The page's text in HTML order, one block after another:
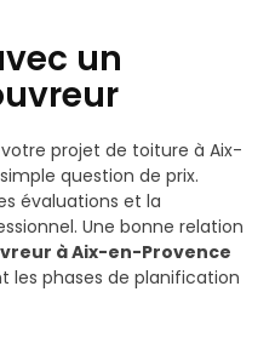
un
projet de toiture à Aix-
question de prix.
évaluations et la
Une bonne relation
à Aix-en-Provence
les phases de planification